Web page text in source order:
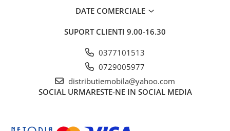
DATE COMERCIALE
SUPORT CLIENTI 9.00-16.30
0377101513
0729005977
distributiemobila@yahoo.com
SOCIAL URMARESTE-NE IN SOCIAL MEDIA